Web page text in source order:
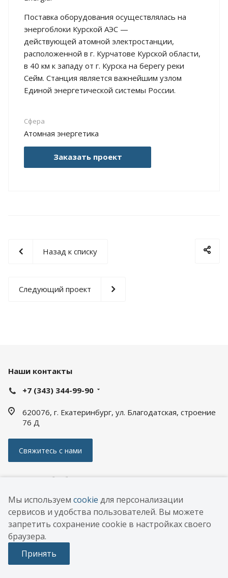
Мы используем cookie для персонализации
сервисов и удобства пользователей. Вы можете
запретить сохранение cookie в настройках своего
браузера.
Принять
Поставка оборудования осуществлялась на
энергоблоки Курской АЭС —
действующей атомной электростанции,
расположенной в г. Курчатове Курской области,
в 40 км к западу от г. Курска на берегу реки
Сейм. Станция является важнейшим узлом
Единой энергетической системы России.
Сфера
Атомная энергетика
Заказать проект
Назад к списку
Следующий проект
© 2026 ООО «АПС ЭНЕРГИЯ РУС»
DEXTRA
РАЗРАБОТКА
САЙТА
Наши контакты
+7 (343) 344-99-90
620076, г. Екатеринбург, ул. Благодатская, строение
76 Д
Свяжитесь с нами
Политика обработки персональных данных